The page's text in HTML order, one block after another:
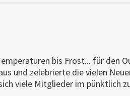
bis Frost... für den
und zelebrierte die vielen
viele Mitglieder im pünktlich